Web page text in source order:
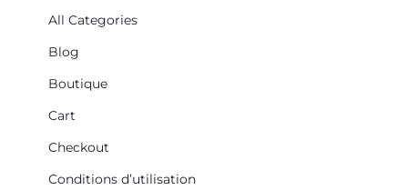
All Categories
Blog
Boutique
Cart
Checkout
Conditions d’utilisation